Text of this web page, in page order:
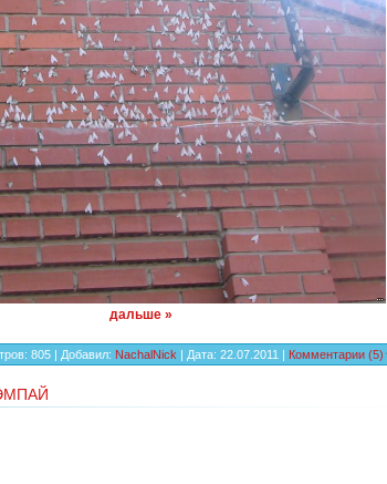
дальше »
805 | Добавил: NachalNick | Дата: 22.07.2011 | Комментарии (5)